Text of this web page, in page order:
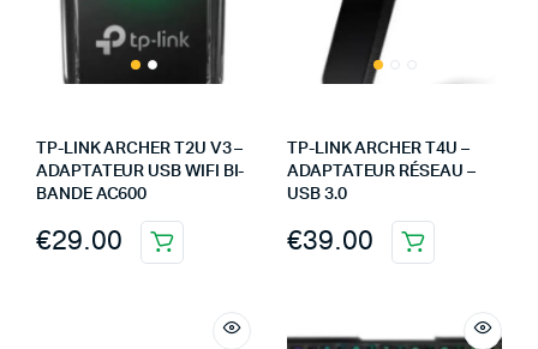
TP-LINK ARCHER T2U V3 –
ADAPTATEUR USB WIFI BI-
BANDE AC600
€29.00
TP-LINK ARCHER T4U –
ADAPTATEUR RÉSEAU –
USB 3.0
€39.00